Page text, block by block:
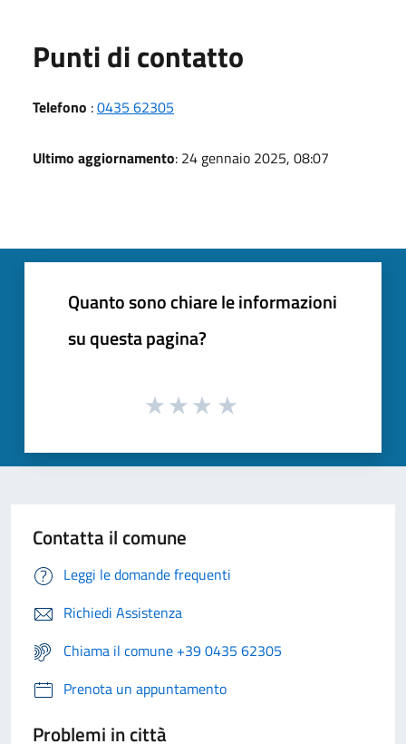
Punti di contatto
Telefono :0435 62305
Ultimo aggiornamento: 24 gennaio 2025, 08:07
Quanto sono chiare le informazioni
su questa pagina?
Contatta il comune
Leggi le domande frequenti
Richiedi Assistenza
Chiama il comune +39 0435 62305
Prenota un appuntamento
Problemi in città